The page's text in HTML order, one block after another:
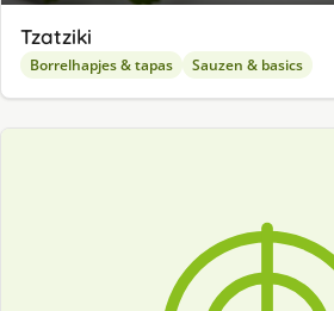
Tzatziki
Borrelhapjes & tapas Sauzen & basics